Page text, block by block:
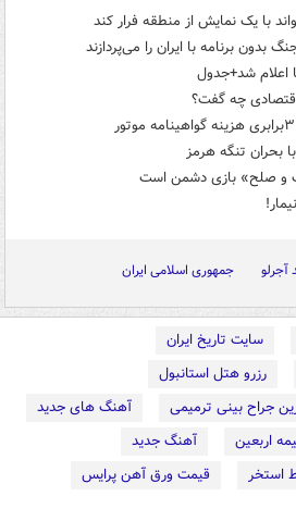
با یک نمایش از منطقه فرار کند
بدون برنامه با ایران را می‌پردازند
اعلام شد+جدول
اقتصادی چه گفت؟
بحران تنگه هرمز
و صلح‌» بازی دشمن است
آجرلو جمهوری اسلامی ایران
سایت تاریخ ایران
رزرو هتل استانبول
جراح بینی ترمیمی
آهنگ های جدید
اربعین
آهنگ جدید
استخر
قیمت ورق آهن پرایس